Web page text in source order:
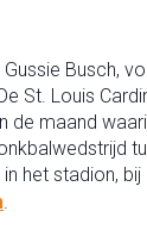
Busch,
St. Louis
maand
het stadion,